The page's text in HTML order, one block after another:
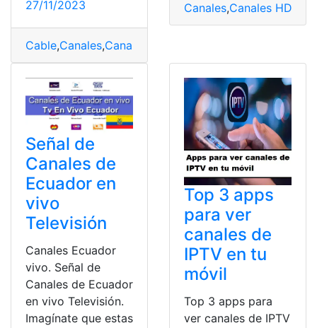
27/11/2023
Cable,Canales,Canales HD
Canales,Canales HD
Señal de
Canales de
Ecuador en
vivo
Televisión
Canales Ecuador
vivo. Señal de
Canales de Ecuador
en vivo Televisión.
Imagínate que estas
Top 3 apps
para ver
canales de
IPTV en tu
móvil
Top 3 apps para
ver canales de IPTV